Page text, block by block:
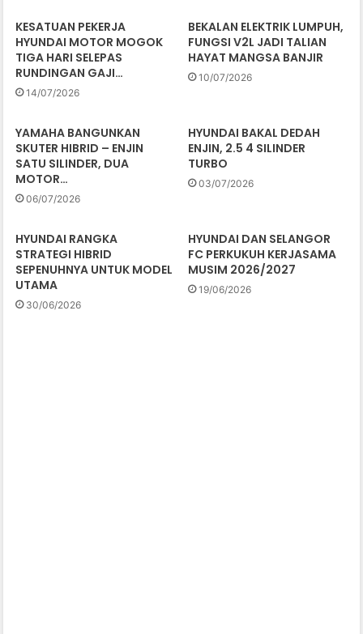
KESATUAN PEKERJA
HYUNDAI MOTOR MOGOK
TIGA HARI SELEPAS
RUNDINGAN GAJI…
14/07/2026
BEKALAN ELEKTRIK LUMPUH,
FUNGSI V2L JADI TALIAN
HAYAT MANGSA BANJIR
10/07/2026
YAMAHA BANGUNKAN
SKUTER HIBRID – ENJIN
SATU SILINDER, DUA
MOTOR…
06/07/2026
HYUNDAI BAKAL DEDAH
ENJIN, 2.5 4 SILINDER
TURBO
03/07/2026
HYUNDAI RANGKA
STRATEGI HIBRID
SEPENUHNYA UNTUK MODEL
UTAMA
30/06/2026
HYUNDAI DAN SELANGOR
FC PERKUKUH KERJASAMA
MUSIM 2026/2027
19/06/2026